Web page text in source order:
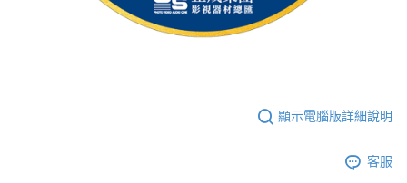
顯示電腦版詳細說明
客服